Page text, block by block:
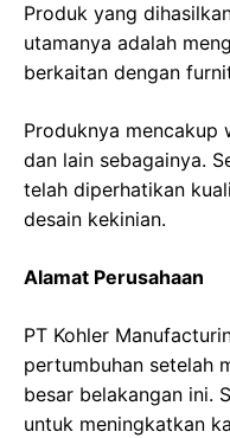
Produk yang
utamanya adalah
berkaitan dengan
Produknya mencakup
dan lain sebagainya.
telah diperhatikan
desain kekinian.
Alamat Perusahaan
PT Kohler
pertumbuhan setelah
besar belakangan ini.
untuk meningkatkan